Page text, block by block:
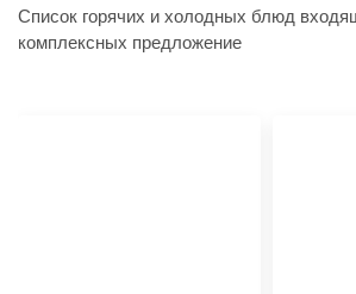
Список горячих и холодных блюд
комплексных предложение